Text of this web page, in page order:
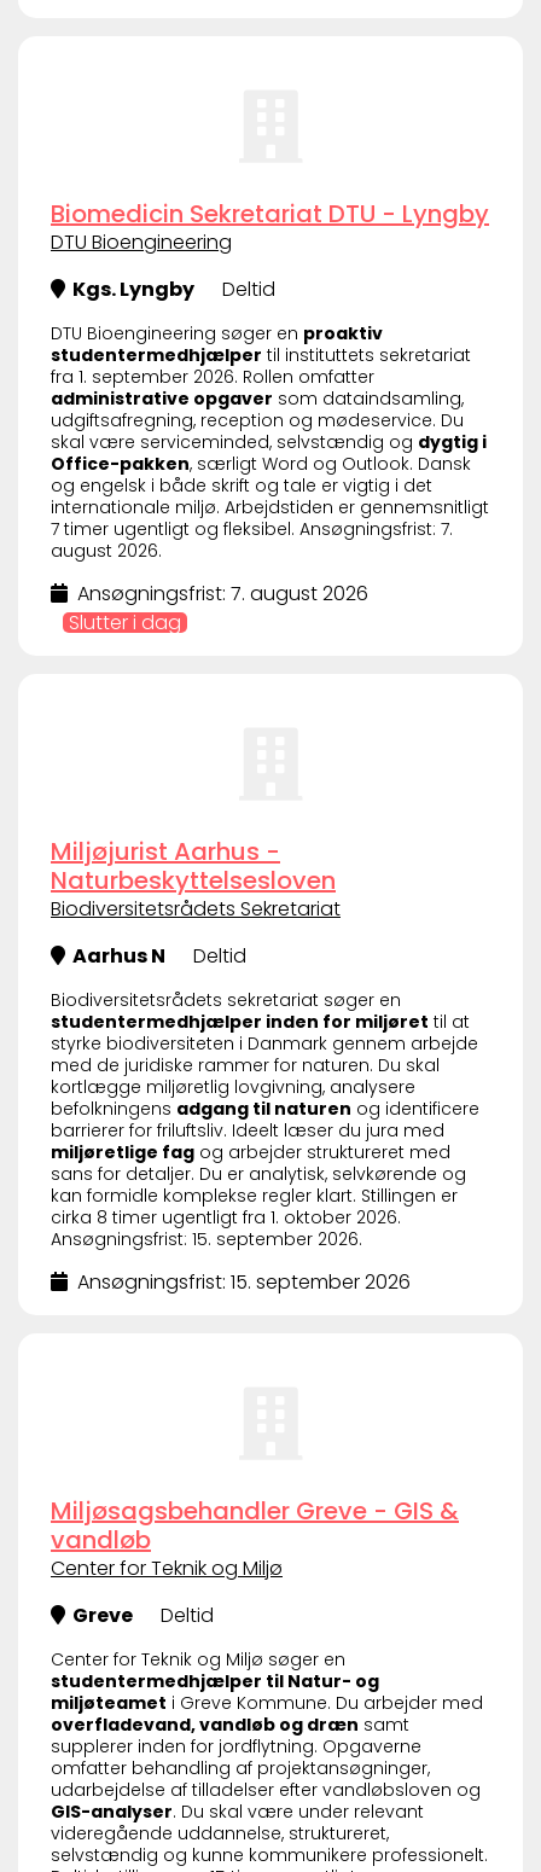
Biomedicin Sekretariat DTU - Lyngby
DTU Bioengineering
Kgs. Lyngby
Deltid
DTU Bioengineering søger en proaktiv
studentermedhjælper til instituttets sekretariat
fra 1. september 2026. Rollen omfatter
administrative opgaver som dataindsamling,
udgiftsafregning, reception og mødeservice. Du
skal være serviceminded, selvstændig og dygtig i
Office-pakken, særligt Word og Outlook. Dansk
og engelsk i både skrift og tale er vigtig i det
internationale miljø. Arbejdstiden er gennemsnitligt
7 timer ugentligt og fleksibel. Ansøgningsfrist: 7.
august 2026.
Ansøgningsfrist: 7. august 2026
Slutter i dag
Miljøjurist Aarhus -
Naturbeskyttelsesloven
Biodiversitetsrådets Sekretariat
Aarhus N
Deltid
Biodiversitetsrådets sekretariat søger en
studentermedhjælper inden for miljøret til at
styrke biodiversiteten i Danmark gennem arbejde
med de juridiske rammer for naturen. Du skal
kortlægge miljøretlig lovgivning, analysere
befolkningens adgang til naturen og identificere
barrierer for friluftsliv. Ideelt læser du jura med
miljøretlige fag og arbejder struktureret med
sans for detaljer. Du er analytisk, selvkørende og
kan formidle komplekse regler klart. Stillingen er
cirka 8 timer ugentligt fra 1. oktober 2026.
Ansøgningsfrist: 15. september 2026.
Ansøgningsfrist: 15. september 2026
Miljøsagsbehandler Greve - GIS &
vandløb
Center for Teknik og Miljø
Greve
Deltid
Center for Teknik og Miljø søger en
studentermedhjælper til Natur- og
miljøteamet i Greve Kommune. Du arbejder med
overfladevand, vandløb og dræn samt
supplerer inden for jordflytning. Opgaverne
omfatter behandling af projektansøgninger,
udarbejdelse af tilladelser efter vandløbsloven og
GIS-analyser. Du skal være under relevant
videregående uddannelse, struktureret,
selvstændig og kunne kommunikere professionelt.